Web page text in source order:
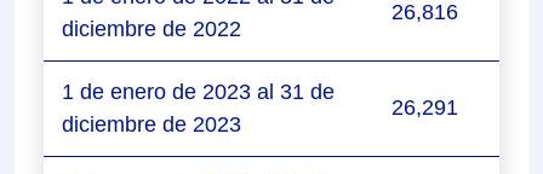
diciembre de 2022
26,816
1 de enero de 2023 al 31 de
diciembre de 2023
26,291